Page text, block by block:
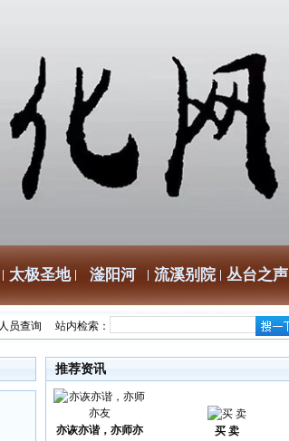
太极圣地 滏阳河 流溪别院 丛台之声
人员查询 站内检索：
推荐资讯
亦诙亦谐，亦师亦
买 卖